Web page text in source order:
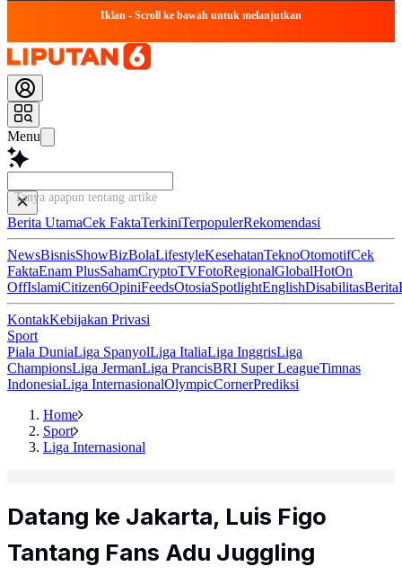
Iklan - Scroll ke bawah untuk melanjutkan
Menu
Tanya apapun tentang artikel ini...
Berita UtamaCek FaktaTerkiniTerpopulerRekomendasi
NewsBisnisShowBizBolaLifestyleKesehatanTeknoOtomotifCek
FaktaEnam PlusSahamCryptoTVFotoRegionalGlobalHotOn
OffIslamiCitizen6OpiniFeedsOtosiaSpotlightEnglishDisabilitasBerita
KontakKebijakan Privasi
Sport
Piala DuniaLiga SpanyolLiga ItaliaLiga InggrisLiga
ChampionsLiga JermanLiga PrancisBRI Super LeagueTimnas
IndonesiaLiga InternasionalOlympicCornerPrediksi
Home
Sport
Liga Internasional
Datang ke Jakarta, Luis Figo
Tantang Fans Adu Juggling